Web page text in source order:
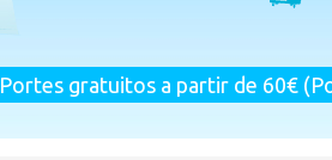
Portes gratuitos a partir de 60€